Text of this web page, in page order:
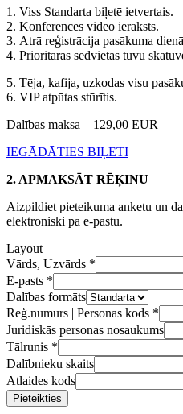
1. Viss Standarta biļetē ietvertais.
2. Konferences video ieraksts.
3. Ātrā reģistrācija pasākuma
4. Prioritārās sēdvietas tuvu
5. Tēja, kafija, uzkodas visu
6. VIP atpūtas stūrītis.
Dalības maksa – 129,00 EUR
IEGĀDĀTIES BIĻETI
2. APMAKSĀT RĒĶINU
Aizpildiet pieteikuma anketu un
elektroniski pa e-pastu.
Layout
Vārds, Uzvārds *
E-pasts *
Dalības formāts
Reģ.numurs | Personas kods *
Juridiskās personas nosaukums
Tālrunis *
Dalībnieku skaits
Atlaides kods
Pieteikties